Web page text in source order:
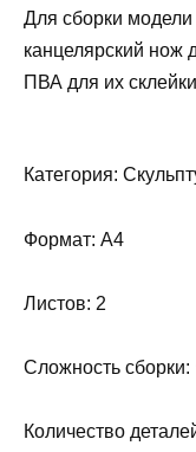
Для сборки
канцелярский нож
ПВА для их
Категория:
Формат: А4
Листов: 2
Сложность
Количество